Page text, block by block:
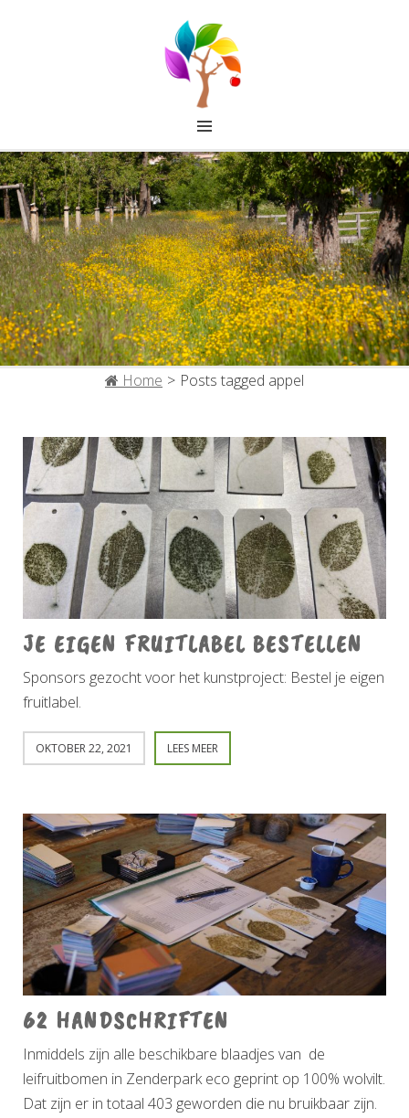
FRUITCOLLECTIE IJSSELSTEIN
Home > Posts tagged appel
JE EIGEN FRUITLABEL BESTELLEN
Sponsors gezocht voor het kunstproject: Bestel je eigen
fruitlabel.
OKTOBER 22, 2021 LEES MEER
62 HANDSCHRIFTEN
Inmiddels zijn alle beschikbare blaadjes van de
leifruitbomen in Zenderpark eco geprint op 100% wolvilt.
Dat zijn er in totaal 403 geworden die nu bruikbaar zijn.